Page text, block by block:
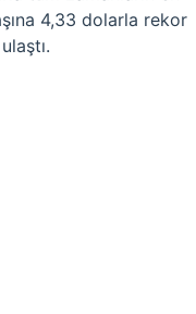
4,33 dolarla rekor